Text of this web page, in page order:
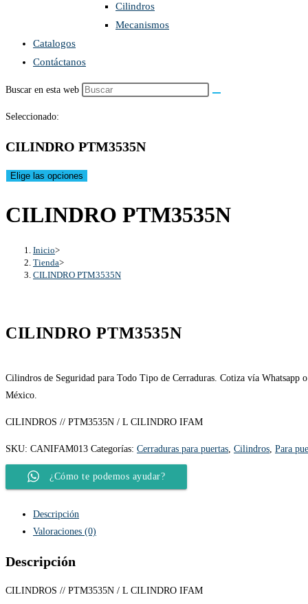
Cilindros
Mecanismos
Catalogos
Contáctanos
Buscar en esta web
Seleccionado:
CILINDRO PTM3535N
Elige las opciones
CILINDRO PTM3535N
Inicio>
Tienda>
CILINDRO PTM3535N
CILINDRO PTM3535N
Cilindros de Seguridad para Todo Tipo de Cerraduras. Cotiza vía Whatsapp
México.
CILINDROS // PTM3535N / L CILINDRO IFAM
SKU: CANIFAM013 Categorías: Cerraduras para puertas Cilindros Para
¿Cómo te podemos ayudar?
Descripción
Valoraciones (0)
Descripción
CILINDROS // PTM3535N / L CILINDRO IFAM